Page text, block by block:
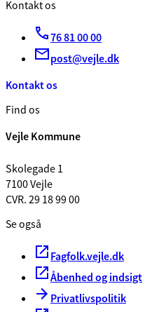
Kontakt os
76 81 00 00
post@vejle.dk
Kontakt os
Find os
Vejle Kommune
Skolegade 1
7100 Vejle
CVR. 29 18 99 00
Se også
Fagfolk.vejle.dk
Åbenhed og indsigt
Privatlivspolitik